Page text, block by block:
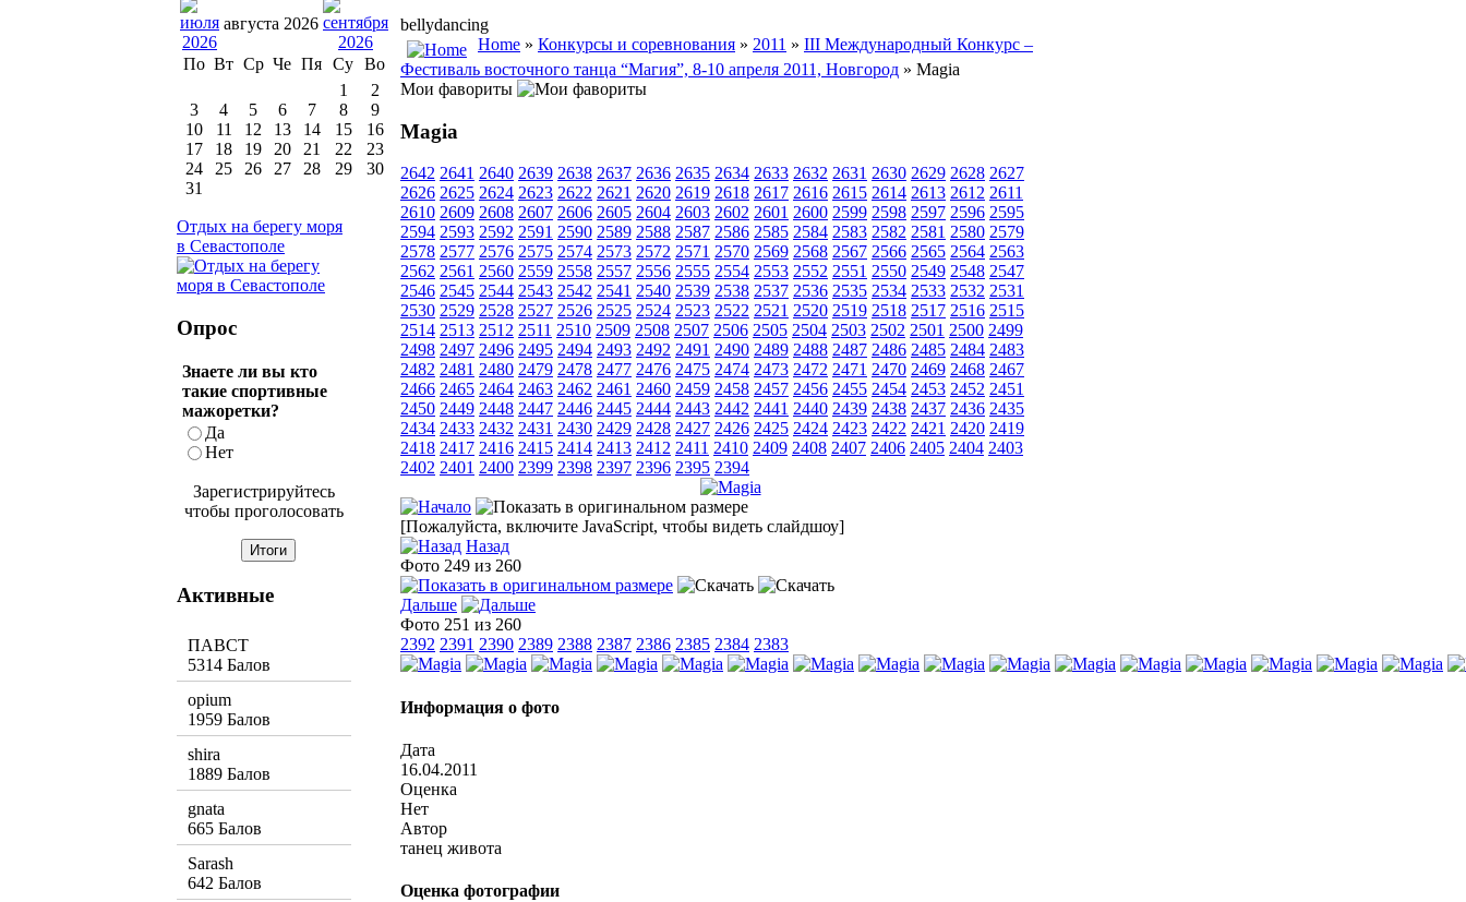
bellydancing
Home » Конкурсы и соревнования » 2011 » III Международный Конкурс –
Фестиваль восточного танца “Магия”, 8-10 апреля 2011, Новгород » Magia
Мои фавориты
Magia
2642 2641 2640 2639 2638 2637 2636 2635 2634 2633 2632 2631 2630 2629 2628 2627
2626 2625 2624 2623 2622 2621 2620 2619 2618 2617 2616 2615 2614 2613 2612 2611
2610 2609 2608 2607 2606 2605 2604 2603 2602 2601 2600 2599 2598 2597 2596 2595
2594 2593 2592 2591 2590 2589 2588 2587 2586 2585 2584 2583 2582 2581 2580 2579
2578 2577 2576 2575 2574 2573 2572 2571 2570 2569 2568 2567 2566 2565 2564 2563
2562 2561 2560 2559 2558 2557 2556 2555 2554 2553 2552 2551 2550 2549 2548 2547
2546 2545 2544 2543 2542 2541 2540 2539 2538 2537 2536 2535 2534 2533 2532 2531
2530 2529 2528 2527 2526 2525 2524 2523 2522 2521 2520 2519 2518 2517 2516 2515
2514 2513 2512 2511 2510 2509 2508 2507 2506 2505 2504 2503 2502 2501 2500 2499
2498 2497 2496 2495 2494 2493 2492 2491 2490 2489 2488 2487 2486 2485 2484 2483
2482 2481 2480 2479 2478 2477 2476 2475 2474 2473 2472 2471 2470 2469 2468 2467
2466 2465 2464 2463 2462 2461 2460 2459 2458 2457 2456 2455 2454 2453 2452 2451
2450 2449 2448 2447 2446 2445 2444 2443 2442 2441 2440 2439 2438 2437 2436 2435
2434 2433 2432 2431 2430 2429 2428 2427 2426 2425 2424 2423 2422 2421 2420 2419
2418 2417 2416 2415 2414 2413 2412 2411 2410 2409 2408 2407 2406 2405 2404 2403
2402 2401 2400 2399 2398 2397 2396 2395 2394
[Пожалуйста, включите JavaScript, чтобы видеть слайдшоу]
Назад
Фото 249 из 260
Дальше
Фото 251 из 260
2392 2391 2390 2389 2388 2387 2386 2385 2384 2383
Информация о фото
Дата
16.04.2011
Оценка
Нет
Автор
танец живота
Оценка фотографии
августа 2026
По Вт Ср Че Пя Су Во
1
2
3
4 5 6 7 8
9
10
11 12 13 14 15
16
17
18 19 20 21 22
23
24
25 26 27 28 29
30
31
Отдых на берегу моря
в Севастополе
Опрос
Знаете ли вы кто
такие спортивные
мажоретки?
Да
Нет
Зарегистрируйтесь
чтобы проголосовать
Активные
ПАВСТ
5314 Балов
opium
1959 Балов
shira
1889 Балов
gnata
665 Балов
Sarash
642 Балов